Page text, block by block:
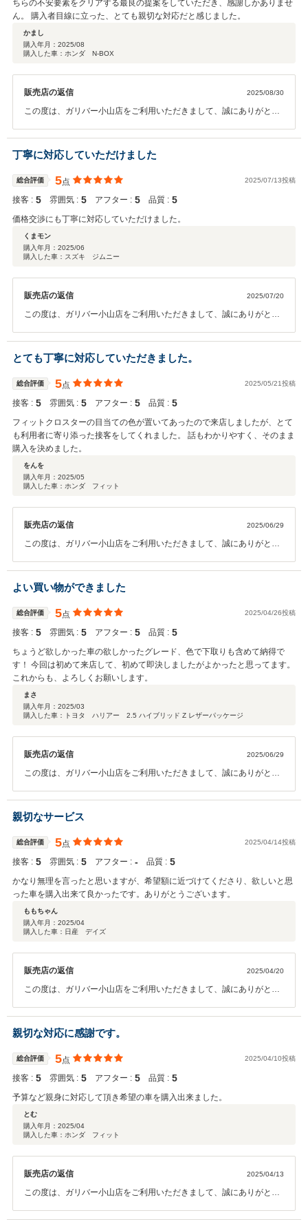
ちらの不安要素をクリアする最良の提案をしていただき、感謝しかありませ
ん。 購入者目線に立った、とても親切な対応だと感じました。
かまし
購入年月： 2025/08
購入した車：ホンダ N-BOX
販売店の返信 2025/08/30
この度は、ガリバー小山店をご利用いただきまして、誠にありがとう
く感謝申し上げます。 これからも、皆様のより便利にしたい、快適な
カーライフを送りたい、今困っている状態をなんとかしたい！などの
ご希望にこたえられるようなご提案を心掛けて参りたいと思います。
ご納車後も、ご安心してお車をお乗り続けていただけるよう、全員
で、サポートさせていただければと存じます。 今後とも、よろしくお
願いいたします。
丁寧に対応していただけました
総合評価 5点 2025/07/13投稿
接客 : 5 雰囲気 : 5 アフター : 5 品質 : 5
価格交渉にも丁寧に対応していただけました。
くまモン
購入年月： 2025/06
購入した車：スズキ ジムニー
販売店の返信 2025/07/20
この度は、ガリバー小山店をご利用いただきまして、誠にありがとう
いただきまして、誠にありがとうございました。 皆様に喜んでいただ
くためにも、今後も提案の幅を広げ、 客様に寄り添ったご提案ができ
るように、努力してまいりたいと思います。 アフターサービスでも、
ご来店をお待ちしております。 今後とも、何卒よろしくお願い申し上
げます。
とても丁寧に対応していただきました。
総合評価 5点 2025/05/21投稿
接客 : 5 雰囲気 : 5 アフター : 5 品質 : 5
フィットクロスターの目当ての色が置いてあったので来店しましたが、とて
も利用者に寄り添った接客をしてくれました。 話もわかりやすく、そのまま
購入を決めました。
をんを
購入年月： 2025/05
購入した車：ホンダ フィット
販売店の返信 2025/06/29
この度は、ガリバー小山店をご利用いただきまして、誠にありがとう
に関してもご満足いただき我々も、嬉しく存じます。 今後も、皆様の
ご満足に向き合い、対応品質の向上や、お客様目線にたったご提案な
ど、努力を続けて参ります。 今後とも、何卒よろしくお願い申し上げ
ます。
よい買い物ができました
総合評価 5点 2025/04/26投稿
接客 : 5 雰囲気 : 5 アフター : 5 品質 : 5
ちょうど欲しかった車の欲しかったグレード、色で下取りも含めて納得で
す！ 今回は初めて来店して、初めて即決しましたがよかったと思ってます。
これからも、よろしくお願いします。
まさ
購入年月： 2025/03
購入した車：トヨタ ハリアー 2.5 ハイブリッド Z レザーパッケージ
販売店の返信 2025/06/29
この度は、ガリバー小山店をご利用いただきまして、誠にありがとう
サービスでも当店をご利用くださいませ！ 初めてのご来店ですぐに決
めていただきましたが、とてもご満足いただけましたこと、我々も、
嬉しく存じます。 今後とも、末永いお付き合いの程、よろしくお願い
申し上げます。
親切なサービス
総合評価 5点 2025/04/14投稿
接客 : 5 雰囲気 : 5 アフター : ‐ 品質 : 5
かなり無理を言ったと思いますが、希望額に近づけてくださり、欲しいと思
った車を購入出来て良かったです。ありがとうございます。
ももちゃん
購入年月： 2025/04
購入した車：日産 デイズ
販売店の返信 2025/04/20
この度は、ガリバー小山店をご利用いただきまして、誠にありがとう
願いいたします。 これからも、「買ってよかった」と思っていただけ
るよう、ご提案も、ご対応も磨いてまいります。 今後とも、何卒よろ
しくお願いいたします。
親切な対応に感謝です。
総合評価 5点 2025/04/10投稿
接客 : 5 雰囲気 : 5 アフター : 5 品質 : 5
予算など親身に対応して頂き希望の車を購入出来ました。
とむ
購入年月： 2025/04
購入した車：ホンダ フィット
販売店の返信 2025/04/13
この度は、ガリバー小山店をご利用いただきまして、誠にありがとう
く感謝申し上げます。私たちはお車ご購入のみならず、ご購入後のカ